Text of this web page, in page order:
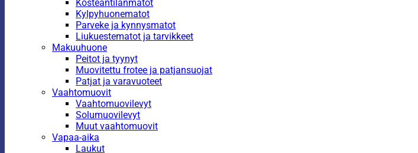
Kosteantilanmatot
Kylpyhuonematot
Parveke ja kynnysmatot
Liukuestematot ja tarvikkeet
Makuuhuone
Peitot ja tyynyt
Muovitettu frotee ja patjansuojat
Patjat ja varavuoteet
Vaahtomuovit
Vaahtomuovilevyt
Solumuovilevyt
Muut vaahtomuovit
Vapaa-aika
Laukut